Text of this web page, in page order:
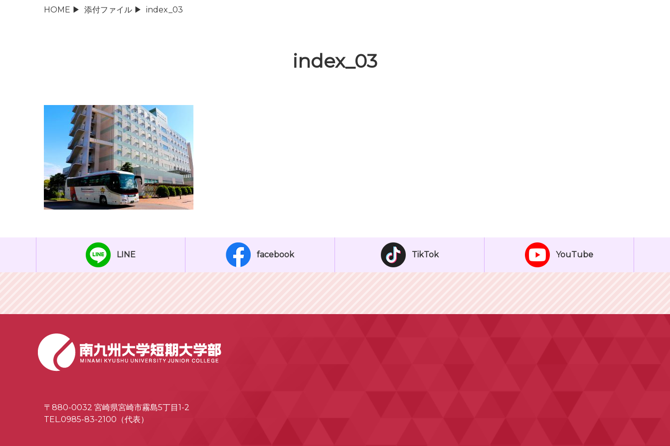
HOME ▶ 添付ファイル ▶ index_03
index_03
LINE facebook TikTok YouTube
〒880-0032 宮崎県宮崎市霧島5丁目1-2
TEL.0985-83-2100（代表）